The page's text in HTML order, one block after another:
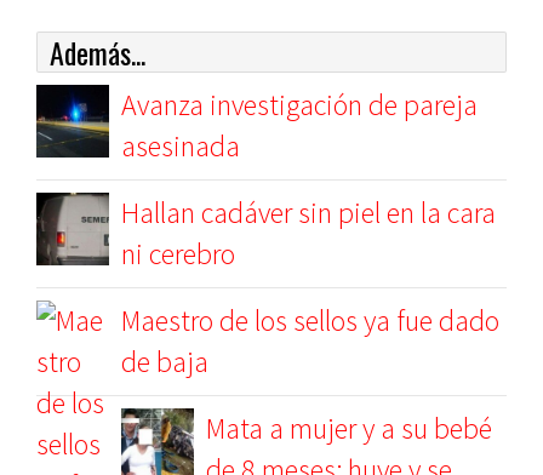
Además...
Avanza investigación de pareja
asesinada
Hallan cadáver sin piel en la cara
ni cerebro
Maestro de los sellos ya fue dado
de baja
Mata a mujer y a su bebé